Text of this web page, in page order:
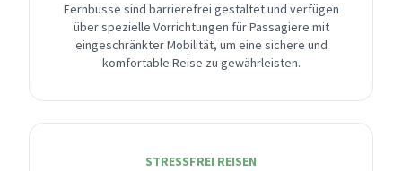
Fernbusse sind barrierefrei gestaltet und verfügen
über spezielle Vorrichtungen für Passagiere mit
eingeschränkter Mobilität, um eine sichere und
komfortable Reise zu gewährleisten.
STRESSFREI REISEN